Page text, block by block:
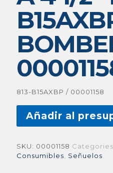
813-B15AXBP / 00001158
Añadir al
SKU: 00001158
Consumibles
Señuelos